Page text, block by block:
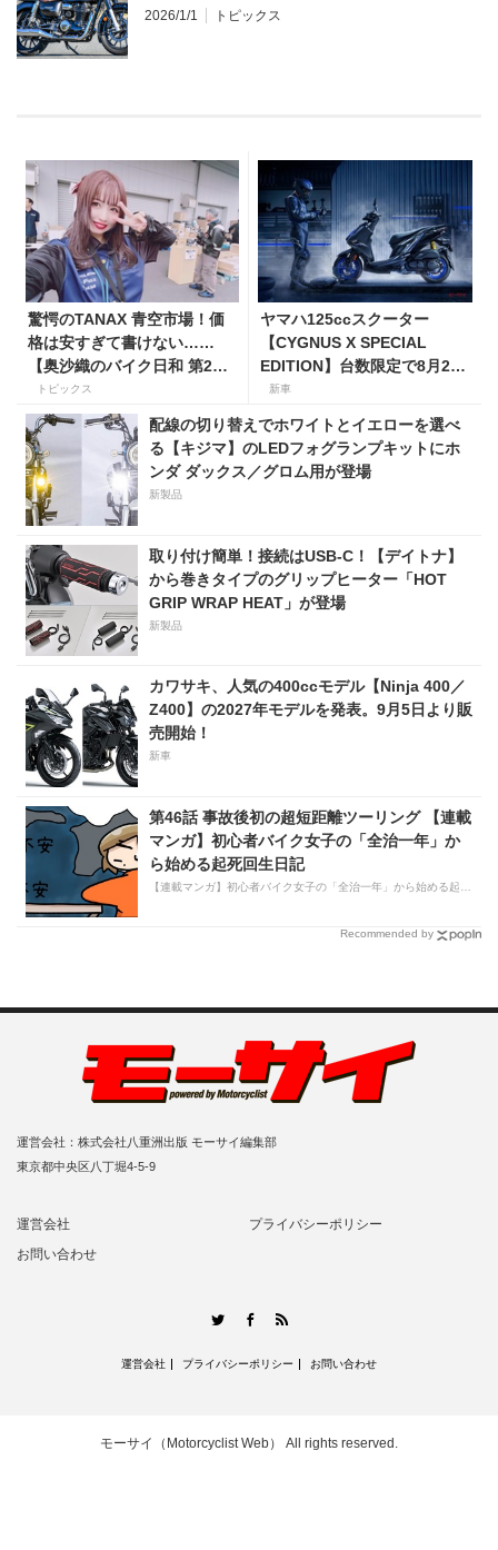
2026/1/1 トピックス
驚愕のTANAX 青空市場！価
格は安すぎて書けない……
【奥沙織のバイク日和 第2
回】
トピックス
ヤマハ125ccスクーター
【CYGNUS X SPECIAL
EDITION】台数限定で8月25
日発売！ 「YZF-R1M」イメ
ージを取り入れたスポーティ
仕様は価格40万2600円
新車
配線の切り替えでホワイトとイエローを選べ
る【キジマ】のLEDフォグランプキットにホ
ンダ ダックス／グロム用が登場
新製品
取り付け簡単！接続はUSB-C！【デイトナ】
から巻きタイプのグリップヒーター「HOT
GRIP WRAP HEAT」が登場
新製品
カワサキ、人気の400ccモデル【Ninja 400／
Z400】の2027年モデルを発表。9月5日より販
売開始！
新車
第46話 事故後初の超短距離ツーリング 【連載
マンガ】初心者バイク女子の「全治一年」か
ら始める起死回生日記
Recommended by
運営会社：株式会社八重洲出版 モーサイ編集部
東京都中央区八丁堀4-5-9
運営会社
プライバシーポリシー
お問い合わせ
TwitterFacebook
運営会社 プライバシーポリシー お問い合わせ
モーサイ（Motorcyclist Web） All rights reserved.